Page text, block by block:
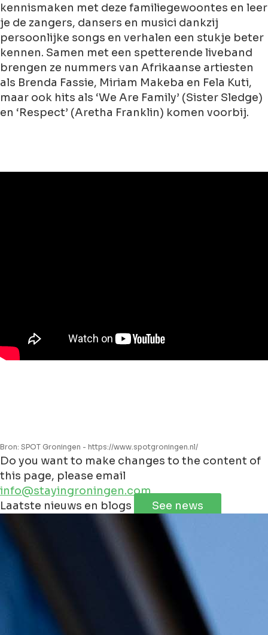
kennismaken met deze familiegewoontes en leer
je de zangers, dansers en musici dankzij
persoonlijke songs en verhalen een stukje beter
kennen. Samen met een spetterende liveband
brengen ze nummers van Afrikaanse artiesten
als Brenda Fassie, Miriam Makeba en Fela Kuti,
maar ook hits als ‘We Are Family’ (Sister Sledge)
en ‘Respect’ (Aretha Franklin) komen voorbij.
Bron: SPOT Groningen - https://www.spotgroningen.nl/
Do you want to make changes to the content of
this page, please email
info@stayingroningen.com
+
Leaflet | ©JawgMaps©OpenStreetMap
Laatste nieuws en blogs See news